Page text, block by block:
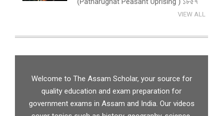
VIEW ALL
Welcome to The Assam Scholar, your source for
quality education and exam preparation for
government exams in Assam and India. Our videos